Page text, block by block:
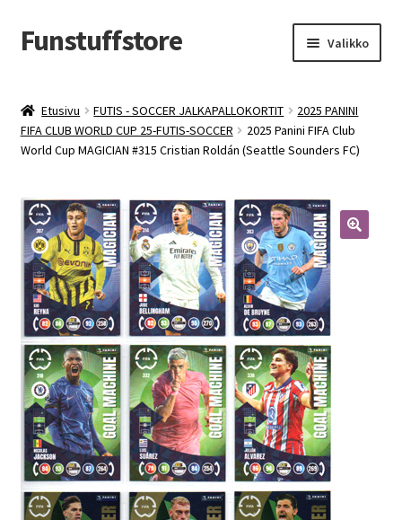
Siirry
navigointiin
Siirry
sisältöön
Funstuffstore Valikko
Etusivu FUTIS - SOCCER JALKAPALLOKORTIT
2025 PANINI
FIFA CLUB WORLD CUP 25-FUTIS-SOCCER
2025 Panini FIFA Club
World Cup MAGICIAN #315 Cristian Roldán (Seattle Sounders FC)